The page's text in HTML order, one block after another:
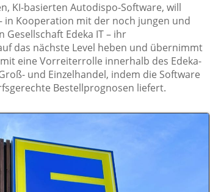
KI-basierten Autodispo-Software, will
in Kooperation mit der noch jungen und
Edeka IT – ihr
das nächste Level heben und übernimmt
eine Vorreiterrolle innerhalb des Edeka-
und Einzelhandel, indem die Software
Bestellprognosen liefert.